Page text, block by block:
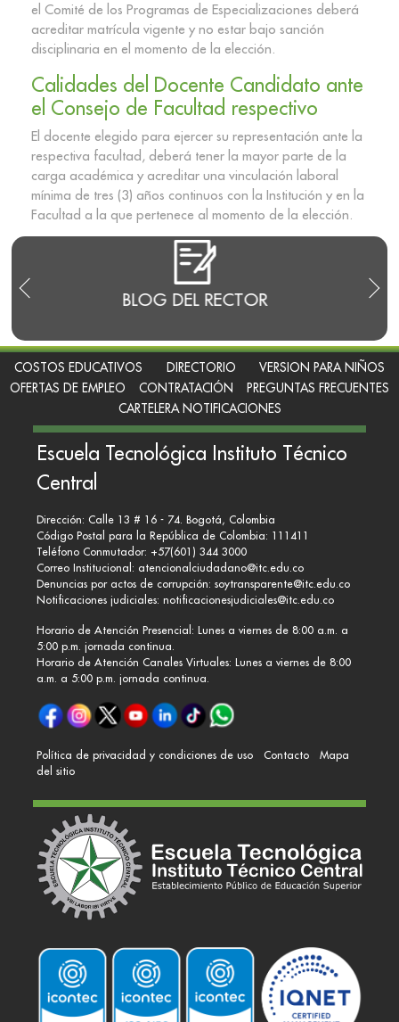
BLOG DEL RECTOR
el Comité de los Programas de Especializaciones deberá
acreditar matrícula vigente y no estar bajo sanción
disciplinaria en el momento de la elección.
Calidades del Docente Candidato ante
el Consejo de Facultad respectivo
El docente elegido para ejercer su representación ante la
respectiva facultad, deberá tener la mayor parte de la
carga académica y acreditar una vinculación laboral
mínima de tres (3) años continuos con la Institución y en la
Facultad a la que pertenece al momento de la elección.
COSTOS EDUCATIVOS DIRECTORIO
VERSION PARA NIÑOS
OFERTAS DE EMPLEO
CONTRATACIÓN
PREGUNTAS FRECUENTES
CARTELERA NOTIFICACIONES
Escuela Tecnológica Instituto Técnico
Central
Dirección: Calle 13 # 16 - 74. Bogotá, Colombia
Código Postal para la República de Colombia: 111411
Teléfono Conmutador: +57(601) 344 3000
Correo Institucional: atencionalciudadano@itc.edu.co
Denuncias por actos de corrupción: soytransparente@itc.edu.co
Notificaciones judiciales: notificacionesjudiciales@itc.edu.co
Horario de Atención Presencial: Lunes a viernes de 8:00 a.m. a
5:00 p.m. jornada continua.
Horario de Atención Canales Virtuales: Lunes a viernes de 8:00
a.m. a 5:00 p.m. jornada continua.
Política de privacidad y condiciones de uso Contacto
Mapa
del sitio